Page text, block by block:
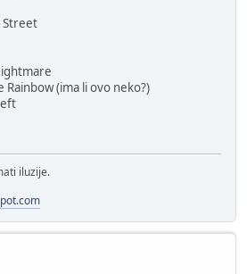
Street
Rainbow (ima li ovo neko?)
iluzije.